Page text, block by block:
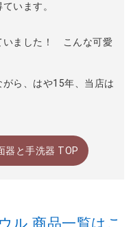
います。
いました！ こんな可愛
ら、はや15年、当店は
器と手洗器 TOP